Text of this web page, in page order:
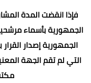
فإذا انقضت المدة
الجمهورية بأسماء
الجمهورية إصدار
التي لم تقم الجهة